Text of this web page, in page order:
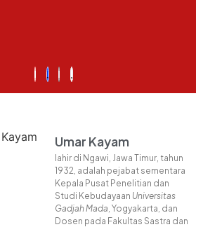
Umar Kayam
lahir di Ngawi, Jawa Timur, tahun
1932, adalah pejabat sementara
Kepala Pusat Penelitian dan
Studi Kebudayaan Universitas
Gadjah Mada, Yogyakarta, dan
Dosen pada Fakultas Sastra dan